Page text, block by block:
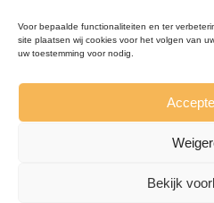
Voor bepaalde functionaliteiten en ter
site plaatsen wij cookies voor het volgen van
uw toestemming voor nodig.
Bekijk